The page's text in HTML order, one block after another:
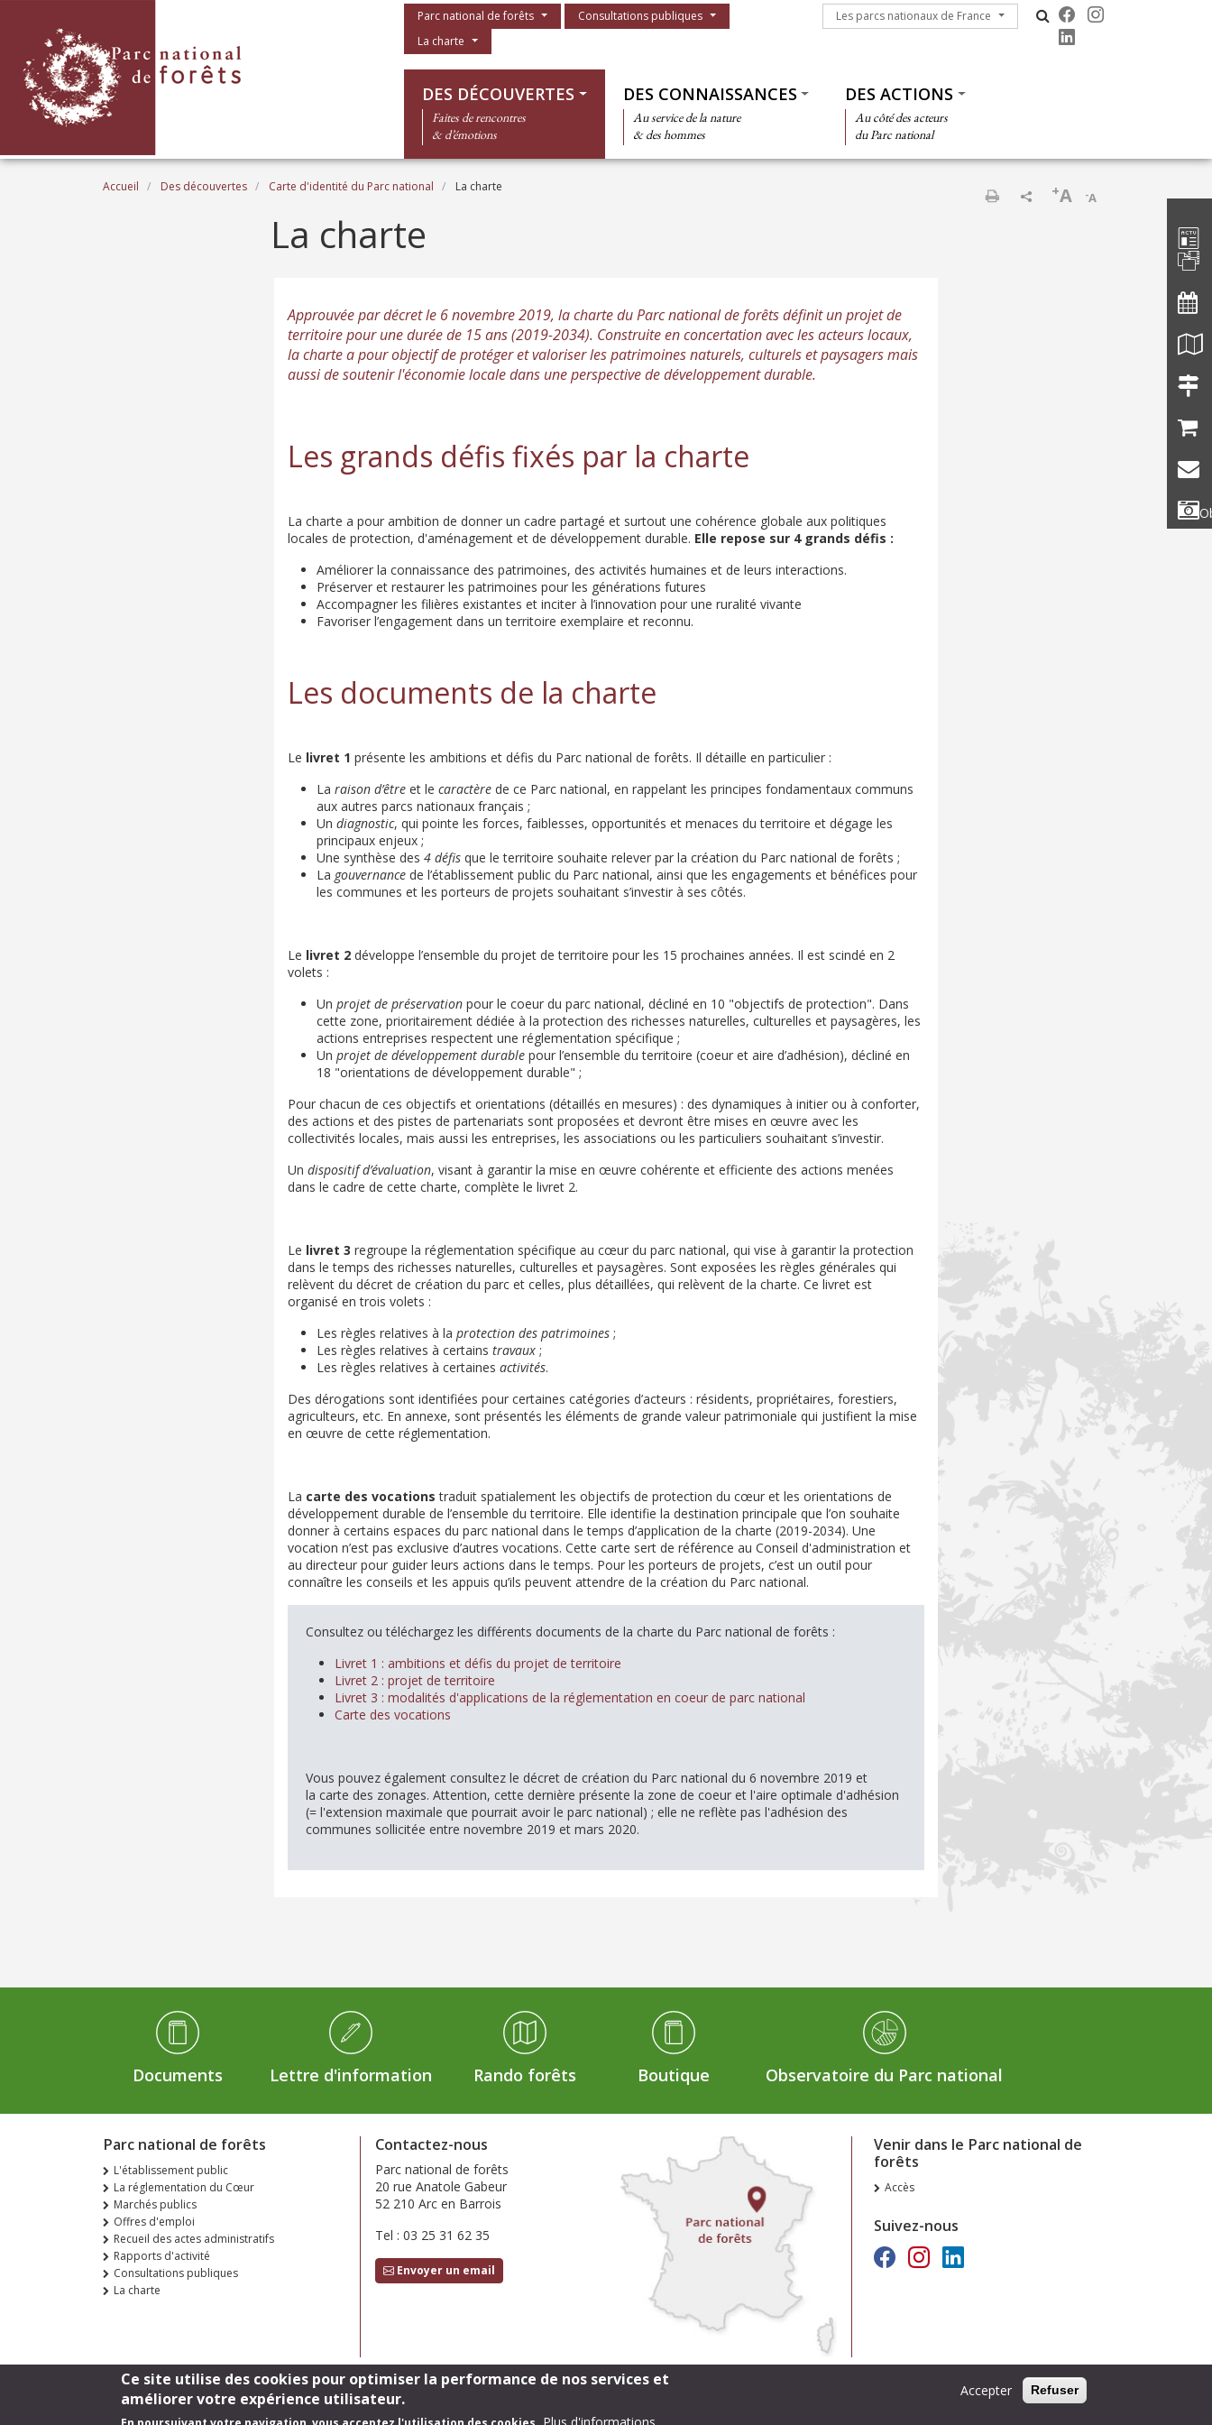
Menu du parc
Parc national de forêts
Consultations publiques
La charte
Les parcs nationaux de France
Les parcs nationaux de France
DES DÉCOUVERTES
Faites de rencontres
& d’émotions
DES CONNAISSANCES
Au service de la nature
& des hommes
DES ACTIONS
Au côté des acteurs
du Parc national
Fil d'Ariane
Accueil Des découvertes Carte d'identité du Parc national La charte
-A
+A
La charte
Approuvée par décret le 6 novembre 2019, la charte du Parc national de forêts définit un projet de
territoire pour une durée de 15 ans (2019-2034). Construite en concertation avec les acteurs locaux,
la charte a pour objectif de protéger et valoriser les patrimoines naturels, culturels et paysagers mais
aussi de soutenir l'économie locale dans une perspective de développement durable.
Les grands défis fixés par la charte
La charte a pour ambition de donner un cadre partagé et surtout une cohérence globale aux politiques
locales de protection, d'aménagement et de développement durable. Elle repose sur 4 grands défis :
Améliorer la connaissance des patrimoines, des activités humaines et de leurs interactions.
Préserver et restaurer les patrimoines pour les générations futures
Accompagner les filières existantes et inciter à l’innovation pour une ruralité vivante
Favoriser l’engagement dans un territoire exemplaire et reconnu.
Les documents de la charte
Le livret 1 présente les ambitions et défis du Parc national de forêts. Il détaille en particulier :
La raison d’être et le caractère de ce Parc national, en rappelant les principes fondamentaux communs
aux autres parcs nationaux français ;
Un diagnostic, qui pointe les forces, faiblesses, opportunités et menaces du territoire et dégage les
principaux enjeux ;
Une synthèse des 4 défis que le territoire souhaite relever par la création du Parc national de forêts ;
La gouvernance de l’établissement public du Parc national, ainsi que les engagements et bénéfices pour
les communes et les porteurs de projets souhaitant s’investir à ses côtés.
Le livret 2 développe l’ensemble du projet de territoire pour les 15 prochaines années. Il est scindé en 2
volets :
Un projet de préservation pour le coeur du parc national, décliné en 10 "objectifs de protection". Dans
cette zone, prioritairement dédiée à la protection des richesses naturelles, culturelles et paysagères, les
actions entreprises respectent une réglementation spécifique ;
Un projet de développement durable pour l’ensemble du territoire (coeur et aire d’adhésion), décliné en
18 "orientations de développement durable" ;
Pour chacun de ces objectifs et orientations (détaillés en mesures) : des dynamiques à initier ou à conforter,
des actions et des pistes de partenariats sont proposées et devront être mises en œuvre avec les
collectivités locales, mais aussi les entreprises, les associations ou les particuliers souhaitant s’investir.
Un dispositif d’évaluation, visant à garantir la mise en œuvre cohérente et efficiente des actions menées
dans le cadre de cette charte, complète le livret 2.
Le livret 3 regroupe la réglementation spécifique au cœur du parc national, qui vise à garantir la protection
dans le temps des richesses naturelles, culturelles et paysagères. Sont exposées les règles générales qui
relèvent du décret de création du parc et celles, plus détaillées, qui relèvent de la charte. Ce livret est
organisé en trois volets :
Les règles relatives à la protection des patrimoines ;
Les règles relatives à certains travaux ;
Les règles relatives à certaines activités.
Des dérogations sont identifiées pour certaines catégories d’acteurs : résidents, propriétaires, forestiers,
agriculteurs, etc. En annexe, sont présentés les éléments de grande valeur patrimoniale qui justifient la mise
en œuvre de cette réglementation.
La carte des vocationstraduit spatialement les objectifs de protection du cœur et les orientations de
développement durable de l’ensemble du territoire. Elle identifie la destination principale que l’on souhaite
donner à certains espaces du parc national dans le temps d’application de la charte (2019-2034). Une
vocation n’est pas exclusive d’autres vocations. Cette carte sert de référence au Conseil d'administration et
au directeur pour guider leurs actions dans le temps. Pour les porteurs de projets, c’est un outil pour
connaître les conseils et les appuis qu’ils peuvent attendre de la création du Parc national.
Consultez ou téléchargez les différents documents de la charte du Parc national de forêts :
Livret 1 : ambitions et défis du projet de territoire
Livret 2 : projet de territoire
Livret 3 : modalités d'applications de la réglementation en coeur de parc national
Carte des vocations
Vous pouvez également consultez le décret de création du Parc national du 6 novembre 2019 et
la carte des zonages. Attention, cette dernière présente la zone de coeur et l'aire optimale d'adhésion
(= l'extension maximale que pourrait avoir le parc national) ; elle ne reflète pas l'adhésion des
communes sollicitée entre novembre 2019 et mars 2020.
Médiathèque Footer
Documents Lettre d'information Rando forêts Boutique Observatoire du Parc national
Parc national de forêts
L'établissement public
La réglementation du Cœur
Marchés publics
Offres d'emploi
Recueil des actes administratifs
Rapports d'activité
Consultations publiques
La charte
Contactez-nous
Parc national de forêts
20 rue Anatole Gabeur
52 210 Arc en Barrois
Tel : 03 25 31 62 35
Envoyer un email
Venir dans le Parc national de
forêts
Accès
Suivez-nous
Footer
Cartothèque Mentions légales
Ce site utilise des cookies pour optimiser la performance de nos services et
améliorer votre expérience utilisateur.
Accepter Refuser